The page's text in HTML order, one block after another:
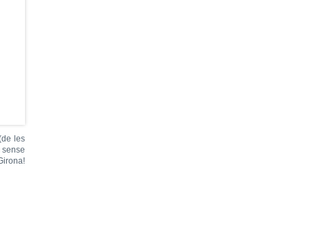
les